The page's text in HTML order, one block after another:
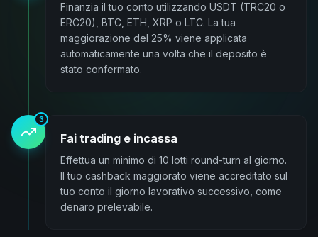
Finanzia il tuo conto utilizzando USDT (TRC20 o
ERC20), BTC, ETH, XRP o LTC. La tua
maggiorazione del 25% viene applicata
automaticamente una volta che il deposito è
stato confermato.
3
Fai trading e incassa
Effettua un minimo di 10 lotti round-turn al giorno.
Il tuo cashback maggiorato viene accreditato sul
tuo conto il giorno lavorativo successivo, come
denaro prelevabile.